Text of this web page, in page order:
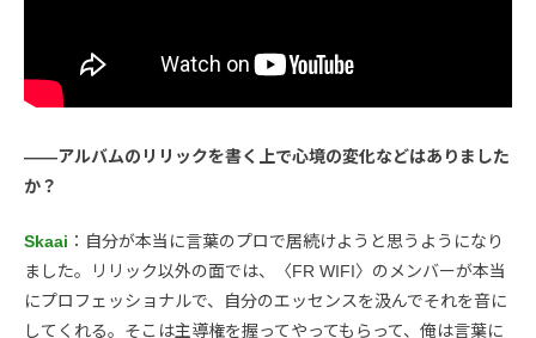
――アルバムのリリックを書く上で心境の変化などはありました
か？
Skaai ：自分が本当に言葉のプロで居続けようと思うようになり
ました。リリック以外の面では、〈FR WIFI〉のメンバーが本当
にプロフェッショナルで、自分のエッセンスを汲んでそれを音に
してくれる。そこは主導権を握ってやってもらって、俺は言葉に